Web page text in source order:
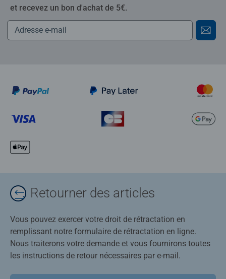
et recevez un bon d'achat de 5€.
Retourner des articles
Vous pouvez exercer votre droit de rétractation en
remplissant notre formulaire de rétractation en ligne.
Nous traiterons votre demande et vous fournirons toutes
les instructions de retour nécessaires par e-mail.